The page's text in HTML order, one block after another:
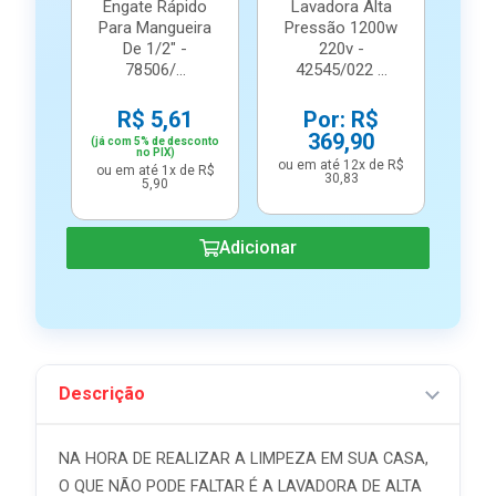
Engate Rápido
Para Mangueira
De 1/2" -
78506/...
R$ 5,61
(já com 5% de desconto
no PIX)
ou em até 1x de R$
5,90
Lavadora Alta
Pressão 1200w
220v -
42545/022 ...
Por: R$
369,90
ou em até 12x de R$
30,83
Adicionar
Descrição
NA HORA DE REALIZAR A LIMPEZA EM SUA CASA,
O QUE NÃO PODE FALTAR É A LAVADORA DE ALTA